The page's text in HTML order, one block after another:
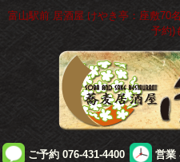
富山駅前 居酒屋 けやき亭：座敷70
予約)
ご予約 076-431-4400
営業